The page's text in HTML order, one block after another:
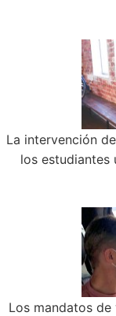
La intervención
los estudiantes
Los mandatos de